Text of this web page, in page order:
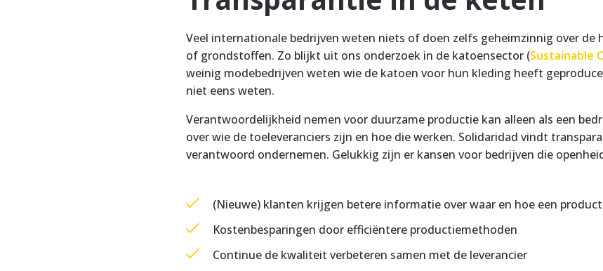
Veel internationale bedrijven weten niets of doen zelfs geheimzinnig over de
of grondstoffen. Zo blijkt uit ons onderzoek in de katoensector (Sustainable
weinig modebedrijven weten wie de katoen voor hun kleding heeft
niet eens weten.
Verantwoordelijkheid nemen voor duurzame productie kan alleen als een
over wie de toeleveranciers zijn en hoe die werken. Solidaridad vindt
verantwoord ondernemen. Gelukkig zijn er kansen voor bedrijven die
(Nieuwe) klanten krijgen betere informatie over waar en hoe een
Kostenbesparingen door efficiëntere productiemethoden
Continue de kwaliteit verbeteren samen met de leverancier